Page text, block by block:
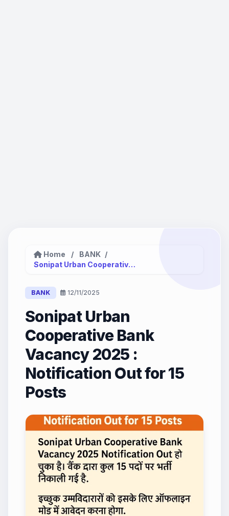
Home / BANK /
Sonipat Urban Cooperative Bank Vacancy...
BANK 12/11/2025
Sonipat Urban
Cooperative Bank
Vacancy 2025 :
Notification Out for 15
Posts